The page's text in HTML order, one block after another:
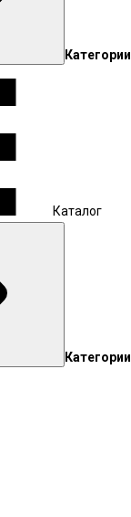
Категории
Каталог
Категории